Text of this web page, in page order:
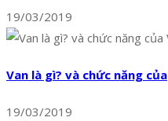
19/03/2019
Van là gì? và chức năng của
19/03/2019